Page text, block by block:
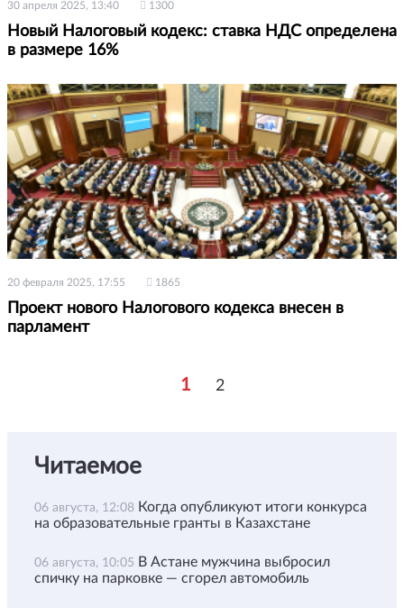
30 апреля 2025, 13:40 1300
Новый Налоговый кодекс: ставка НДС определена
в размере 16%
20 февраля 2025, 17:55 1865
Проект нового Налогового кодекса внесен в
парламент
1 2
Читаемое
06 августа, 12:08 Когда опубликуют итоги конкурса
на образовательные гранты в Казахстане
06 августа, 10:05 В Астане мужчина выбросил
спичку на парковке — сгорел автомобиль